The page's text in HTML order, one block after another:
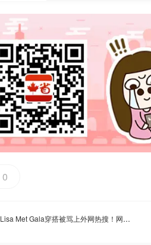
0
Lisa Met Gala穿搭被骂上外网热搜！网友：真的疯了